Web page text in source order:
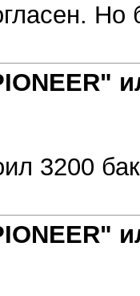
Но
3200